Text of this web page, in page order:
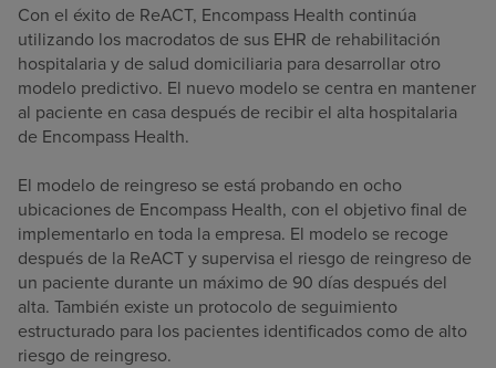
Con el éxito de ReACT, Encompass Health continúa
utilizando los macrodatos de sus EHR de rehabilitación
hospitalaria y de salud domiciliaria para desarrollar otro
modelo predictivo. El nuevo modelo se centra en mantener
al paciente en casa después de recibir el alta hospitalaria
de Encompass Health.
El modelo de reingreso se está probando en ocho
ubicaciones de Encompass Health, con el objetivo final de
implementarlo en toda la empresa. El modelo se recoge
después de la ReACT y supervisa el riesgo de reingreso de
un paciente durante un máximo de 90 días después del
alta. También existe un protocolo de seguimiento
estructurado para los pacientes identificados como de alto
riesgo de reingreso.